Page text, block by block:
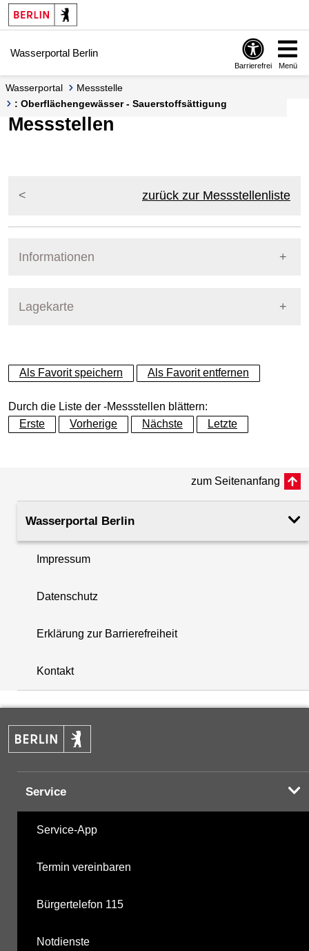
Springe zur Navigation
Springe zum Inhalt
Wasserportal Berlin
Barrierefrei Menü
Wasserportal
Messstelle
: Oberflächengewässer - Sauerstoffsättigung
Messstellen
zurück zur Messstellenliste
Informationen
Lagekarte
+
−
+
−
Als Favorit speichern Als Favorit entfernen
Durch die Liste der -Messstellen blättern:
Erste
Vorherige Nächste Letzte
zum Seitenanfang
Wasserportal Berlin
Impressum
Datenschutz
Erklärung zur Barrierefreiheit
Kontakt
Service
Service-App
Termin vereinbaren
Bürgertelefon 115
Notdienste